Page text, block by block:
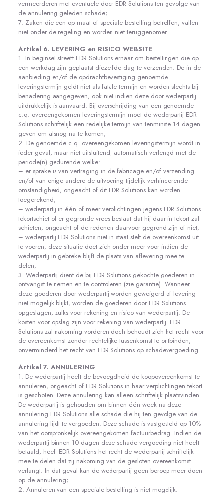
vermeerderen met eventuele door EDR Solutions ten gevolge van
de annulering geleden schade;
7. Zaken die een op maat of speciale bestelling betreffen, vallen
niet onder de regeling en worden niet teruggenomen.
Artikel 6. LEVERING en RISICO WEBSITE
1. In beginsel streeft EDR Solutions ernaar om bestellingen die op
een werkdag zijn geplaatst diezelfde dag te verzenden. De in de
aanbieding en/of de opdrachtbevestiging genoemde
leveringstermijn geldt niet als fatale termijn en worden slechts bij
benadering aangegeven, ook niet indien deze door wederpartij
uitdrukkelijk is aanvaard. Bij overschrijding van een genoemde
c.q. overeengekomen leveringstermijn moet de wederpartij EDR
Solutions schriftelijk een redelijke termijn van tenminste 14 dagen
geven om alsnog na te komen;
2. De genoemde c.q. overeengekomen leveringstermijn wordt in
ieder geval, maar niet uitsluitend, automatisch verlengd met de
periode(n) gedurende welke:
– er sprake is van vertraging in de fabricage en/of verzending
en/of van enige andere de uitvoering tijdelijk verhinderende
omstandigheid, ongeacht of dit EDR Solutions kan worden
toegerekend;
– wederpartij in één of meer verplichtingen jegens EDR Solutions
tekortschiet of er gegronde vrees bestaat dat hij daar in tekort zal
schieten, ongeacht of de redenen daarvoor gegrond zijn of niet;
– wederpartij EDR Solutions niet in staat stelt de overeenkomst uit
te voeren; deze situatie doet zich onder meer voor indien de
wederpartij in gebreke blijft de plaats van aflevering mee te
delen;
3. Wederpartij dient de bij EDR Solutions gekochte goederen in
ontvangst te nemen en te controleren (zie garantie). Wanneer
deze goederen door wederpartij worden geweigerd of levering
niet mogelijk blijkt, worden de goederen door EDR Solutions
opgeslagen, zulks voor rekening en risico van wederpartij. De
kosten voor opslag zijn voor rekening van wederpartij. EDR
Solutions zal nakoming vorderen doch behoudt zich het recht voor
de overeenkomst zonder rechtelijke tussenkomst te ontbinden,
onverminderd het recht van EDR Solutions op schadevergoeding.
Artikel 7. ANNULERING
1. De wederpartij heeft de bevoegdheid de koopovereenkomst te
annuleren, ongeacht of EDR Solutions in haar verplichtingen tekort
is geschoten. Deze annulering kan alleen schriftelijk plaatsvinden.
De wederpartij is gehouden om binnen één week na deze
annulering EDR Solutions alle schade die hij ten gevolge van de
annulering lijdt te vergoeden. Deze schade is vastgesteld op 10%
van het oorspronkelijk overeengekomen factuurbedrag. Indien de
wederpartij binnen 10 dagen deze schade vergoeding niet heeft
betaald, heeft EDR Solutions het recht de wederpartij schriftelijk
mee te delen dat zij nakoming van de gesloten overeenkomst
verlangt. In dat geval kan de wederpartij geen beroep meer doen
op de annulering;
2. Annuleren van een speciale bestelling is niet mogelijk.